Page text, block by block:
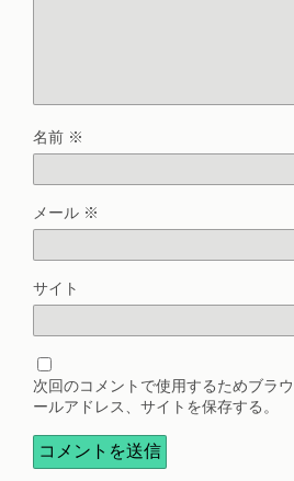
名前 ※
メール ※
サイト
次回のコメントで使用するためブラ
ールアドレス、サイトを保存する。